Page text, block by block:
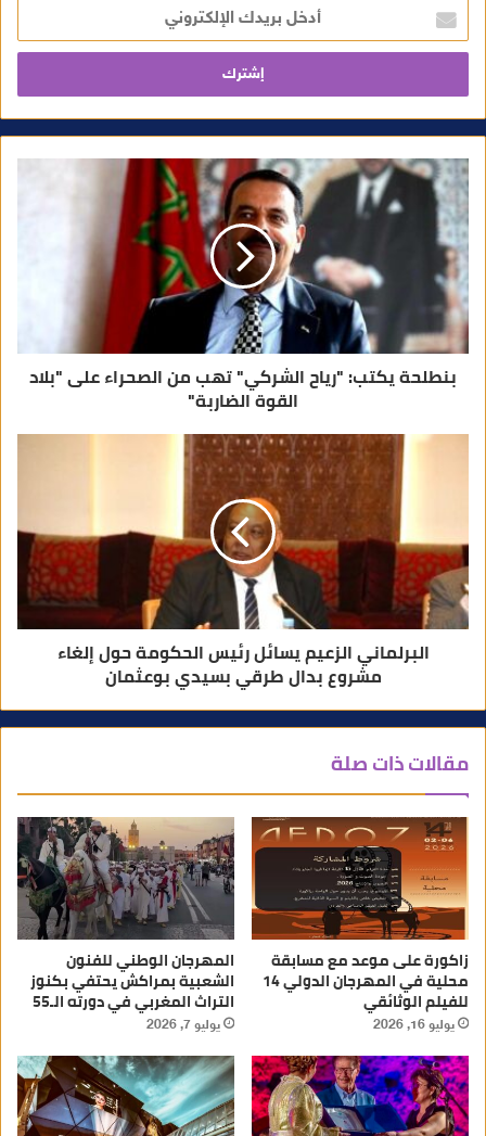
خ
ل
ر
ا
ل
إ
ل
ك
ت
و
ن
ي
بنطلحة يكتب: "رياح الشركي" تهب من الصحراء على "بلاد
القوة الضاربة"
البرلماني الزعيم يسائل رئيس الحكومة حول إلغاء
مشروع بدال طرقي بسيدي بوعثمان
مقالات ذات صلة
زاكورة على موعد مع مسابقة
محلية في المهرجان الدولي 14
للفيلم الوثائقي
يوليو 16, 2026
المهرجان الوطني للفنون
الشعبية بمراكش يحتفي بكنوز
التراث المغربي في دورته الـ55
يوليو 7, 2026